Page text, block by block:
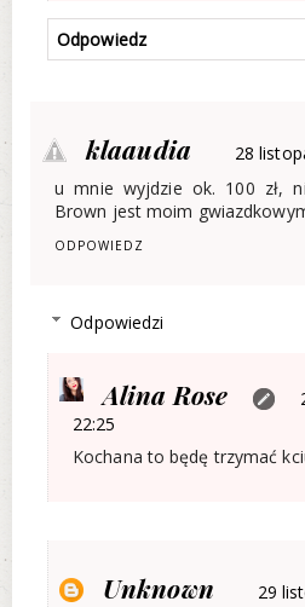
Odpowiedz
klaaudia
28
u mnie wyjdzie ok. 100 zł,
Brown jest moim
ODPOWIEDZ
Odpowiedzi
Alina Rose
22:25
Kochana to będę trzymać
Unknown
29